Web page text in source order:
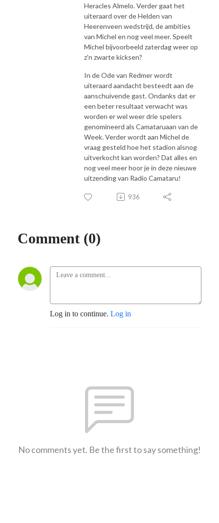
Heracles Almelo. Verder gaat het
uiteraard over de Helden van
Heerenveen wedstrijd, de ambities
van Michel en nog veel meer. Speelt
Michel bijvoorbeeld zaterdag weer op
z'n zwarte kicksen?
In de Ode van Redmer wordt
uiteraard aandacht besteedt aan de
aanschuivende gast. Ondanks dat er
een beter resultaat verwacht was
worden er wel weer drie spelers
genomineerd als Camataruaan van de
Week. Verder wordt aan Michel de
vraag gesteld hoe het stadion alsnog
uitverkocht kan worden? Dat alles en
nog veel meer hoor je in deze nieuwe
uitzending van Radio Camataru!
936
Comment (0)
Log in to continue. Log in
No comments yet. Be the first to say something!